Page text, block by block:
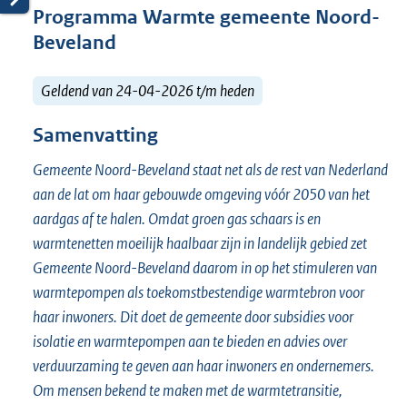
Programma Warmte gemeente Noord-
Beveland
Geldend van 24-04-2026 t/m heden
Samenvatting
Gemeente Noord-Beveland staat net als de rest van Nederland
aan de lat om haar gebouwde omgeving vóór 2050 van het
aardgas af te halen. Omdat groen gas schaars is en
warmtenetten moeilijk haalbaar zijn in landelijk gebied zet
Gemeente Noord-Beveland daarom in op het stimuleren van
warmtepompen als toekomstbestendige warmtebron voor
haar inwoners. Dit doet de gemeente door subsidies voor
isolatie en warmtepompen aan te bieden en advies over
verduurzaming te geven aan haar inwoners en ondernemers.
Om mensen bekend te maken met de warmtetransitie,